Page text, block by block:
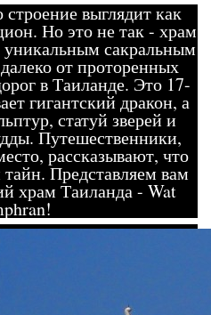
выглядит как
Но это не так - храм
уникальным сакральным
от проторенных
в Таиланде. Это 17-
гигантский дракон, а
статуй зверей и
Путешественники,
рассказывают, что
тайн. Представляем вам
храм Таиланда - Wat